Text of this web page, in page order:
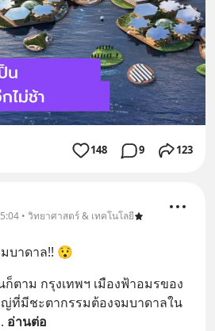
148 9 123
• วิทยาศาสตร์ & เทคโนโลยี
บาดาล!! 😯
ตาม กรุงเทพฯ เมืองฟ้าอมรของ
ญ่ที่มีชะตากรรมต้องจมบาดาลใน
อ่านต่อ